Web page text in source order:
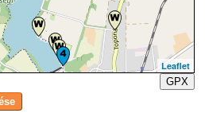
Leaflet
GPX